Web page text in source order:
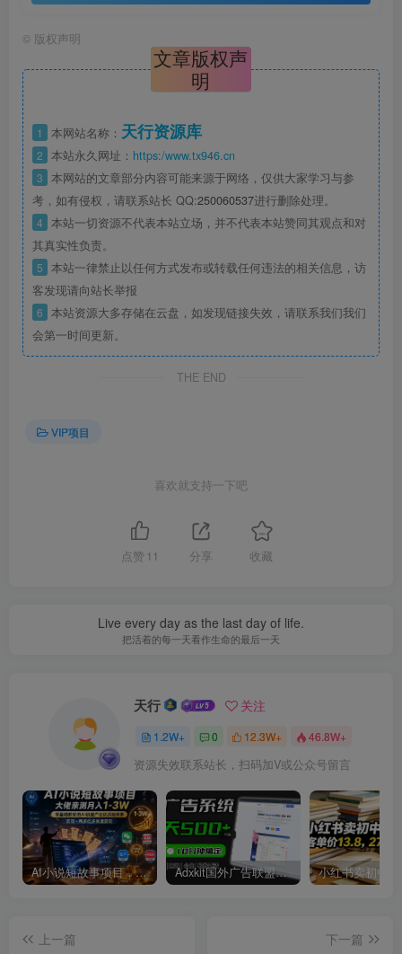
© 版权声明
文章版权声
明
1 本网站名称： 天行资源库
2 本站永久网址： https:/www.tx946.cn
3 本网站的文章部分内容可能来源于网络，仅供大家学习与参
考，如有侵权，请联系站长 QQ:250060537进行删除处理。
4 本站一切资源不代表本站立场，并不代表本站赞同其观点和对
其真实性负责。
5 本站一律禁止以任何方式发布或转载任何违法的相关信息，访
客发现请向站长举报
6 本站资源大多存储在云盘，如发现链接失效，请联系我们我们
会第一时间更新。
THE END
VIP项目
喜欢就支持一下吧
点赞 11 分享 收藏
Live every day as the last day of life.
把活着的每一天看作生命的最后一天
天行 关注
1.2W+ 0 12.3W+ 46.8W+
资源失效联系站长，扫码加V或公众号留言
AI小说短故事项目，大佬亲测月入1-3W，零基础教你用AI批量产出优质短故事，实现一稿多吃多渠道变现 Adxkit国外广告联盟系统，一天上500+广告，让你的投放更加高效简单！
上一篇
下一篇